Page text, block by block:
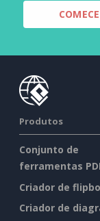
Produtos
Conjunto de
ferramentas
Criador de
Criador de